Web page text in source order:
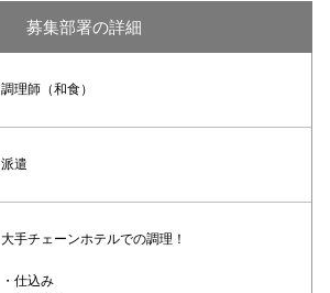
募集部署の詳細
調理師（和食）
派遣
大手チェーンホテルでの調理！
・仕込み